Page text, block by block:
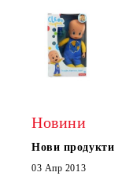
Новини
Нови продукти
03 Апр 2013